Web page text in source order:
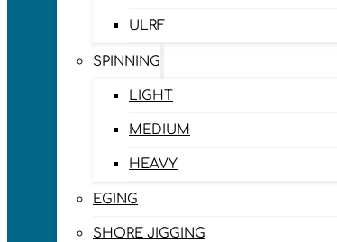
ULRF
SPINNING
LIGHT
MEDIUM
HEAVY
EGING
SHORE JIGGING